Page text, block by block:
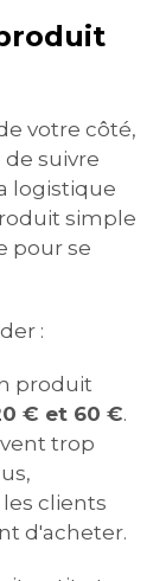
votre côté,
suivre
logistique
simple
pour se
:
produit
€ et 60 €.
trop
clients
d'acheter.